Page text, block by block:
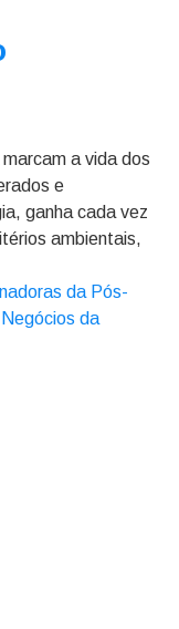
a vida dos
e
ganha cada vez
ambientais,